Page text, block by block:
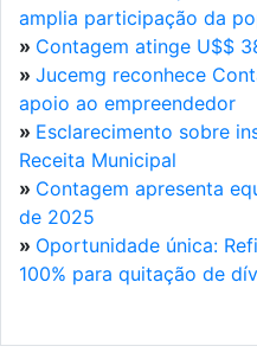
amplia participação da
» Contagem atinge U$$
» Jucemg reconhece
apoio ao empreendedor
» Esclarecimento sobre
Receita Municipal
» Contagem apresenta
de 2025
» Oportunidade única:
100% para quitação de